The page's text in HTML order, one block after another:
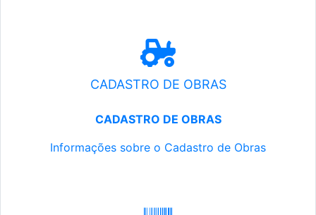
CADASTRO DE OBRAS
CADASTRO DE OBRAS
Informações sobre o Cadastro de Obras